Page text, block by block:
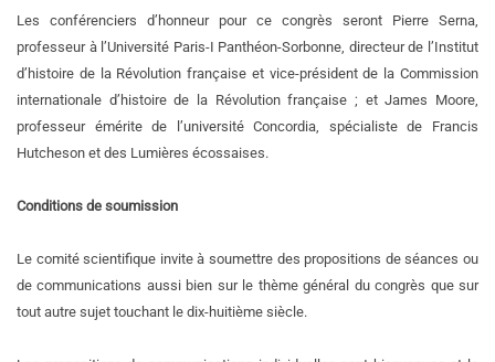
Les conférenciers d’honneur pour ce congrès seront Pierre Serna,
professeur à l’Université Paris-I Panthéon-Sorbonne, directeur de l’Institut
d’histoire de la Révolution française et vice-président de la Commission
internationale d’histoire de la Révolution française ; et James Moore,
professeur émérite de l’université Concordia, spécialiste de Francis
Hutcheson et des Lumières écossaises.
Conditions de soumission
Le comité scientifique invite à soumettre des propositions de séances ou
de communications aussi bien sur le thème général du congrès que sur
tout autre sujet touchant le dix-huitième siècle.